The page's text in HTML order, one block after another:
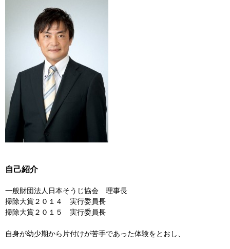
自己紹介
一般財団法人日本そうじ協会 理事長
掃除大賞２０１４ 実行委員長
掃除大賞２０１５ 実行委員長
自身が幼少期から片付けが苦手であった体験をとおし、